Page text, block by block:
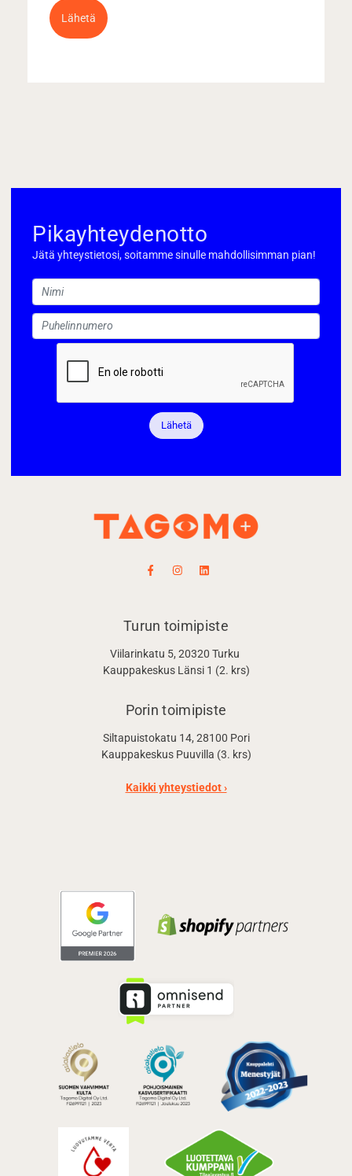
Lähetä
Pikayhteydenotto
Jätä yhteystietosi, soitamme sinulle mahdollisimman pian!
Lähetä
Turun toimipiste
Viilarinkatu 5, 20320 Turku
Kauppakeskus Länsi 1 (2. krs)
Porin toimipiste
Siltapuistokatu 14, 28100 Pori
Kauppakeskus Puuvilla (3. krs)
Kaikki yhteystiedot ›